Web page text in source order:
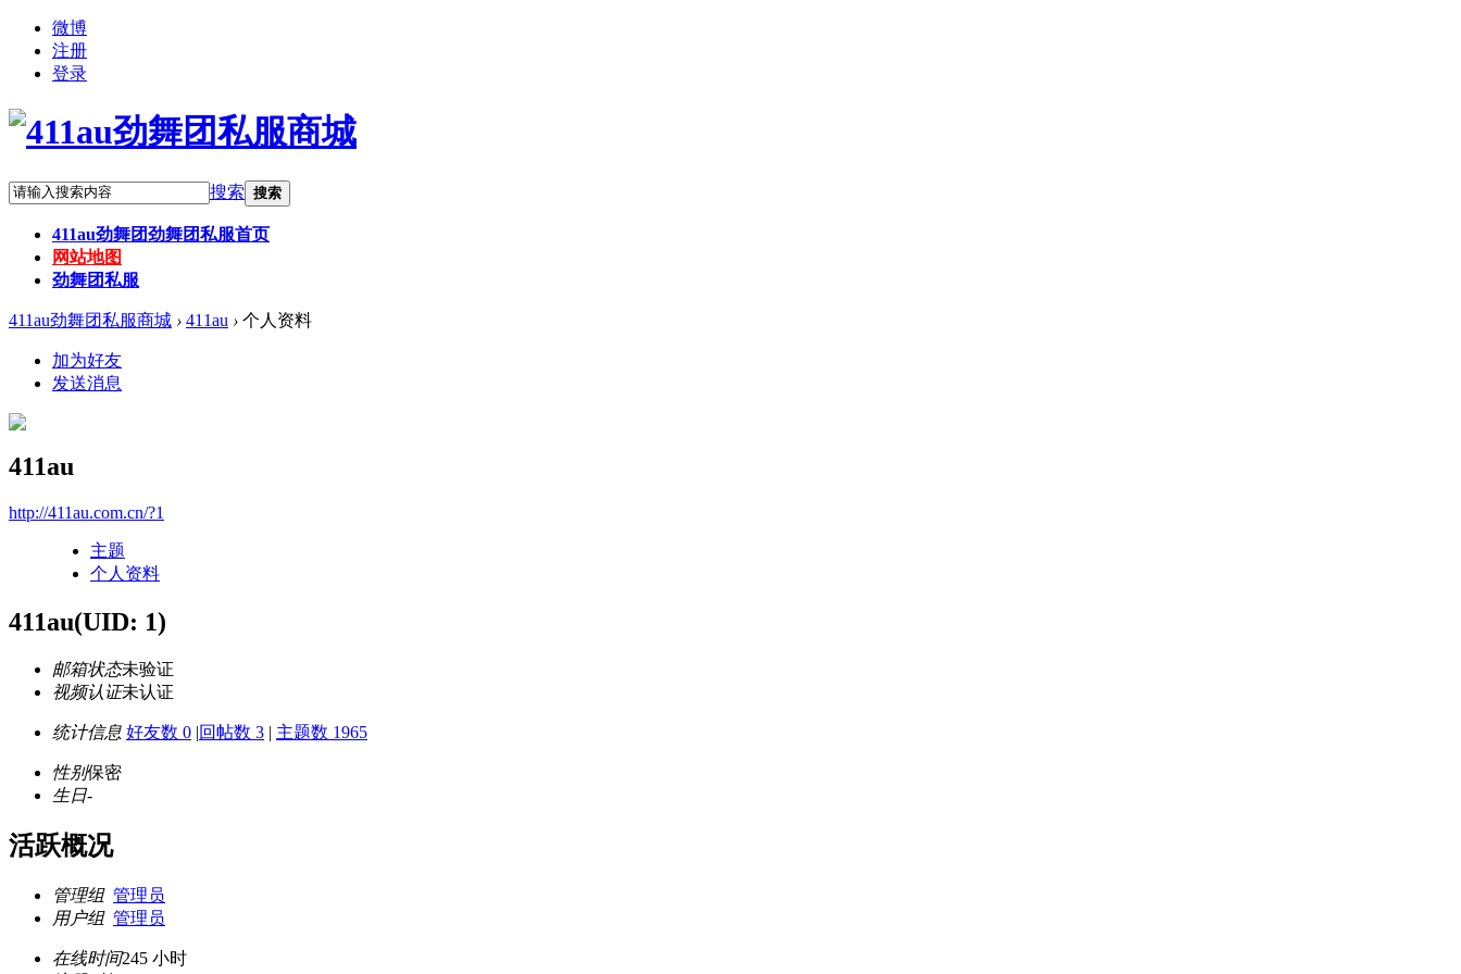
微博
注册
登录
搜索 搜索
411au劲舞团劲舞团私服首页
网站地图
劲舞团私服
411au劲舞团私服商城 › 411au › 个人资料
加为好友
发送消息
411au
http://411au.com.cn/?1
主题
个人资料
411au(UID: 1)
邮箱状态未验证
视频认证未认证
统计信息 好友数 0 |回帖数 3 | 主题数 1965
性别保密
生日-
活跃概况
管理组 管理员
用户组 管理员
在线时间245 小时